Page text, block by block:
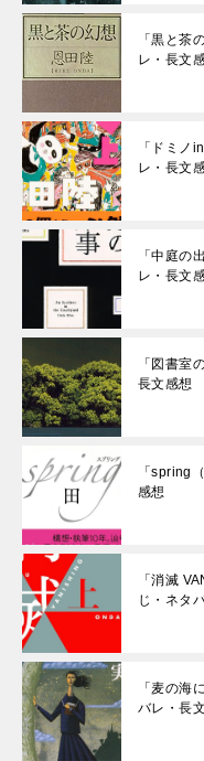
「黒と茶
レ・長文
「ドミノ
レ・長文
「中庭の
レ・長文
「図書室
長文感想
「spring
感想
「消滅
じ・ネタ
「麦の海
バレ・長